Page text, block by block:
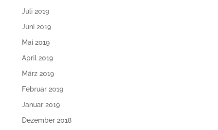
Juli 2019
Juni 2019
Mai 2019
April 2019
März 2019
Februar 2019
Januar 2019
Dezember 2018